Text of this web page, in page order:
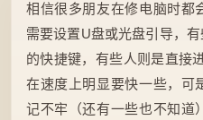
相信很多朋友在修电脑时都
需要设置U盘或光盘引导，
的快捷键，有些人则是直接
在速度上明显要快一些，可
记不牢（还有一些也不知道